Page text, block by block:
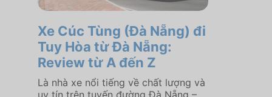
Xe Cúc Tùng (Đà Nẵng) đi
Tuy Hòa từ Đà Nẵng:
Review từ A đến Z
Là nhà xe nổi tiếng về chất lượng và
uy tín trên tuyến đường Đà Nẵng –